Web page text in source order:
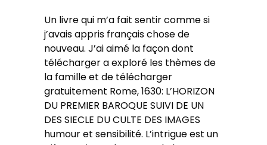
Un livre qui m’a fait sentir comme si
j’avais appris français chose de
nouveau. J’ai aimé la façon dont
télécharger a exploré les thèmes de
la famille et de télécharger
gratuitement Rome, 1630: L’HORIZON
DU PREMIER BAROQUE SUIVI DE UN
DES SIECLE DU CULTE DES IMAGES
humour et sensibilité. L’intrigue est un